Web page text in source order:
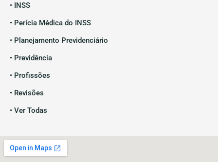
• INSS
• Perícia Médica do INSS
• Planejamento Previdenciário
• Previdência
• Profissões
• Revisões
• Ver Todas